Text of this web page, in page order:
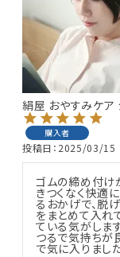
絹屋 おやすみケア
購入者
投稿日 2025/03/15
ゴムの締め付け
きつくなく快適
るおかげで、脱
をまとめて入れ
ている気がしま
つるで気持ちが
で気に入りまし